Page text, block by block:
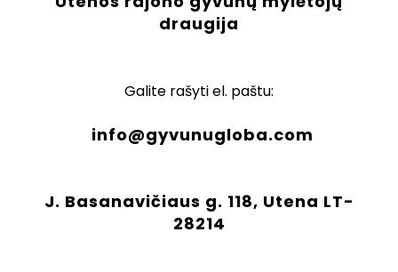
draugija
Galite rašyti el. paštu:
info@gyvunugloba.com
J. Basanavičiaus g. 118, Utena LT-
28214